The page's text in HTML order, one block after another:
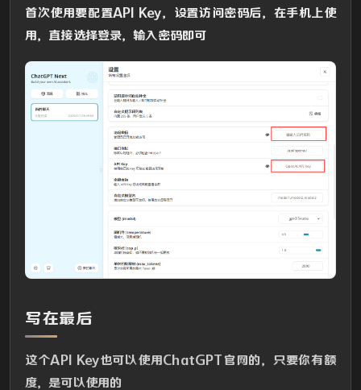
首次使用要配置API Key，设置访问密码后，在手机上使
用，直接选择登录，输入密码即可
写在最后
这个API Key也可以使用ChatGPT官网的，只要你有额
度，是可以使用的